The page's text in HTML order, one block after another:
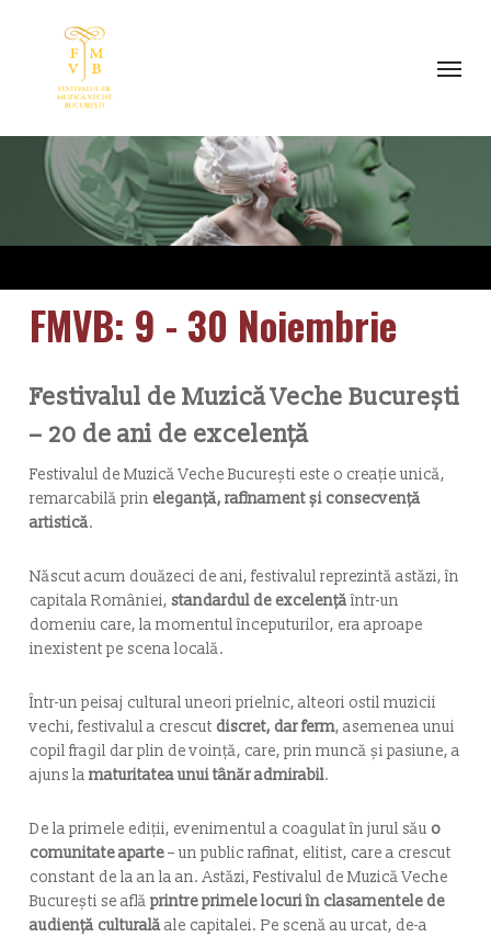
Menu
FMVB: 9 - 30 Noiembrie
Festivalul de Muzică Veche București
– 20 de ani de excelență
Festivalul de Muzică Veche București este o creație unică,
remarcabilă prin eleganță, rafinament și consecvență
artistică.
Născut acum douăzeci de ani, festivalul reprezintă astăzi, în
capitala României, standardul de excelențăîntr-un
domeniu care, la momentul începuturilor, era aproape
inexistent pe scena locală.
Într-un peisaj cultural uneori prielnic, alteori ostil muzicii
vechi, festivalul a crescut discret, dar ferm, asemenea unui
copil fragil dar plin de voință, care, prin muncă și pasiune, a
ajuns la maturitatea unui tânăr admirabil.
De la primele ediții, evenimentul a coagulat în jurul său o
comunitate aparte– un public rafinat, elitist, care a crescut
constant de la an la an. Astăzi, Festivalul de Muzică Veche
București se află printre primele locuri în clasamentele de
audiență culturalăale capitalei. Pe scenă au urcat, de-a